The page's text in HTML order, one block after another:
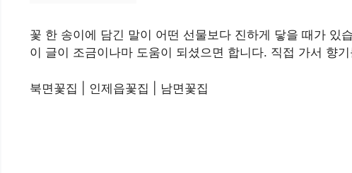
꽃 한 송이에 담긴 말이 어떤 선물보다 진하게 닿을 때가 있
이 글이 조금이나마 도움이 되셨으면 합니다. 직접 가서 향
북면꽃집 | 인제읍꽃집 | 남면꽃집